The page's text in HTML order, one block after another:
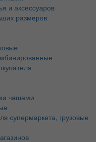
и аксессуаров
размеров
чашами
супермаркета, грузовые